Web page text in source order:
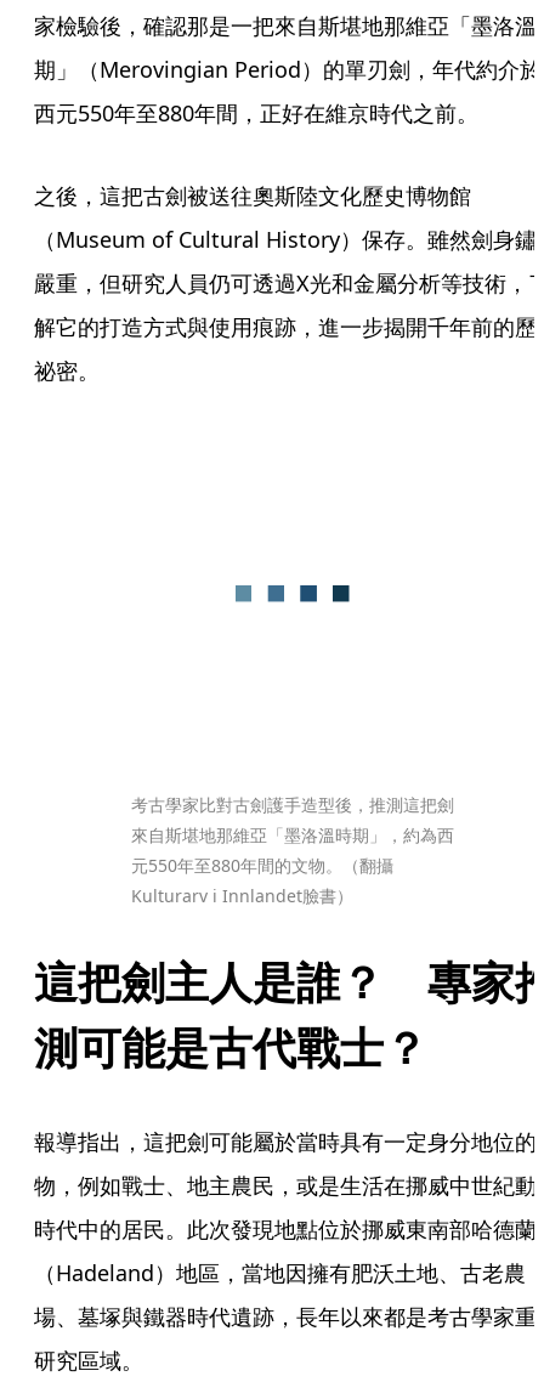
家檢驗後，確認那是一把來自斯堪地那維亞「墨洛溫
期」（Merovingian Period）的單刃劍，年代約介於
西元550年至880年間，正好在維京時代之前。
之後，這把古劍被送往奧斯陸文化歷史博物館
（Museum of Cultural History）保存。雖然劍身鏽
嚴重，但研究人員仍可透過X光和金屬分析等技術，
解它的打造方式與使用痕跡，進一步揭開千年前的歷
祕密。
考古學家比對古劍護手造型後，推測這把劍
來自斯堪地那維亞「墨洛溫時期」，約為西
元550年至880年間的文物。（翻攝
Kulturarv i Innlandet臉書）
這把劍主人是誰？　專家
測可能是古代戰士？
報導指出，這把劍可能屬於當時具有一定身分地位的
物，例如戰士、地主農民，或是生活在挪威中世紀動
時代中的居民。此次發現地點位於挪威東南部哈德蘭
（Hadeland）地區，當地因擁有肥沃土地、古老農
場、墓塚與鐵器時代遺跡，長年以來都是考古學家重
研究區域。